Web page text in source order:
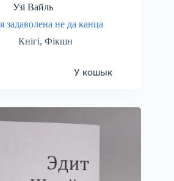
Узі Вайль
задаволена не да канца
Кнігі, Фікшн
У кошык